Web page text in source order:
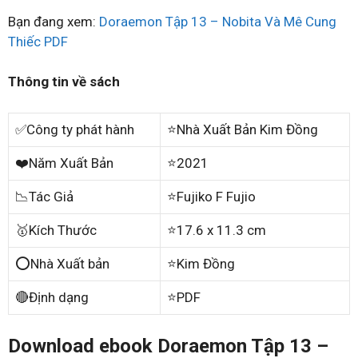
Bạn đang xem: Doraemon Tập 13 – Nobita Và Mê Cung
Thiếc PDF
Thông tin về sách
✅Công ty phát hành ⭐Nhà Xuất Bản Kim Đồng
❤️Năm Xuất Bản ⭐2021
📉Tác Giả ⭐Fujiko F Fujio
🥇Kích Thước ⭐17.6 x 11.3 cm
⭕Nhà Xuất bản ⭐Kim Đồng
🔴Định dạng ⭐PDF
Download ebook Doraemon Tập 13 –